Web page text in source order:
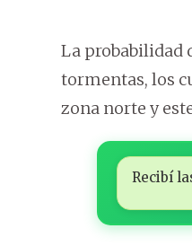
La probabilidad
tormentas, los
zona norte y
Recibí